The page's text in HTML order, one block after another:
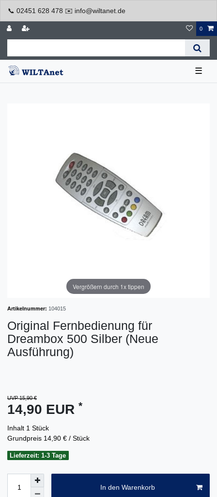
📞 02451 628 478 ✉️ info@wiltanet.de
0
☰
Vergrößern durch 1x tippen
Artikelnummer: 104015
Original Fernbedienung für
Dreambox 500 Silber (Neue
Ausführung)
UVP 15,90 €
14,90 EUR *
Inhalt 1 Stück
Grundpreis 14,90 € / Stück
Lieferzeit: 1-3 Tage
In den Warenkorb